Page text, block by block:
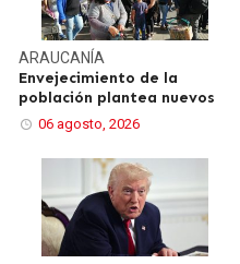
ARAUCANÍA
Envejecimiento de la
población plantea nuevos
06 agosto, 2026